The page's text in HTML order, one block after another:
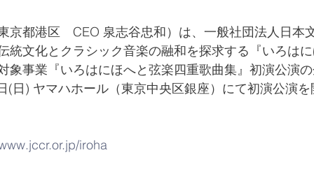
京都港区　CEO 泉志谷忠和）は、一般社団法人日本
統文化とクラシック音楽の融和を探求する『いろは
象事業『いろはにほへと弦楽四重歌曲集』初演公演
(日) ヤマハホール（東京中央区銀座）にて初演公演
iroha